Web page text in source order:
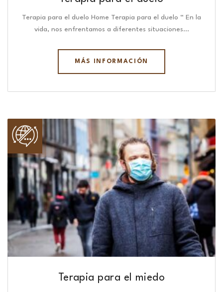
Terapia para el duelo Home Terapia para el duelo “ En la
vida, nos enfrentamos a diferentes situaciones…
MÁS INFORMACIÓN
Terapia para el miedo